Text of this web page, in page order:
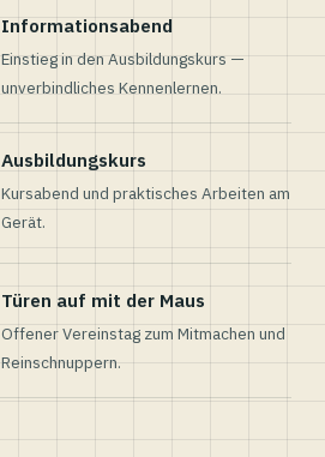
Informationsabend
Einstieg in den Ausbildungskurs —
unverbindliches Kennenlernen.
Ausbildungskurs
Kursabend und praktisches Arbeiten am
Gerät.
Türen auf mit der Maus
Offener Vereinstag zum Mitmachen und
Reinschnuppern.